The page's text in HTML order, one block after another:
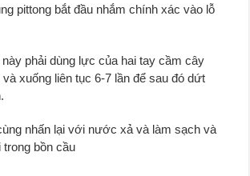
pittong bắt đầu nhắm chính xác vào lỗ
phải dùng lực của hai tay cầm cây
và xuống liên tục 6-7 lần để sau đó dứt
nhấn lại với nước xả và làm sạch và
trong bồn cầu